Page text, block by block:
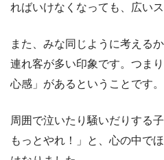
ればいけなくなっても、広い
また、みな同じように考える
連れ客が多い印象です。つま
心感」があるということです。
周囲で泣いたり騒いだりする
もっとやれ！」と、心の中で